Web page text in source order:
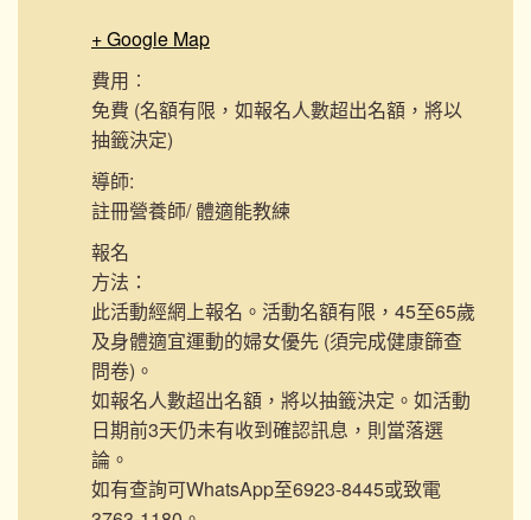
+ Google Map
費用︰
免費 (名額有限，如報名人數超出名額，將以
抽籤決定)
導師:
註冊營養師/ 體適能教練
報名
方法：
此活動經網上報名。活動名額有限，45至65歲
及身體適宜運動的婦女優先 (須完成健康篩查
問卷)。
如報名人數超出名額，將以抽籤決定。如活動
日期前3天仍未有收到確認訊息，則當落選
論。
如有查詢可WhatsApp至6923-8445或致電